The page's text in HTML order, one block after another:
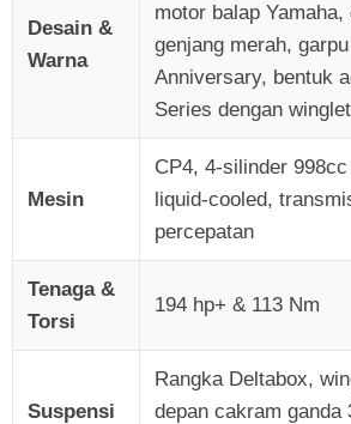
Desain &
Warna
motor balap
genjang merah,
Anniversary, bentuk
Series dengan
Mesin
CP4, 4-silinder
liquid-cooled,
percepatan
Tenaga &
Torsi
194 hp+ & 113 Nm
Suspensi
Rangka Deltabox,
depan cakram ganda